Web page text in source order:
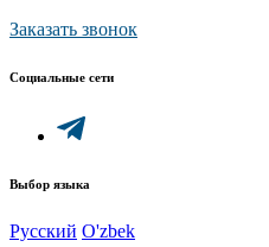
Заказать звонок
Социальные сети
Выбор языка
Русский O'zbek